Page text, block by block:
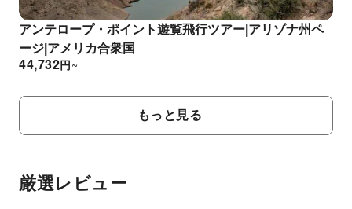
アンテロープ・ポイント遊覧飛行ツアー|アリゾナ州ペ
ージ|アメリカ合衆国
円
44,732 ~
もっと見る
厳選レビュー